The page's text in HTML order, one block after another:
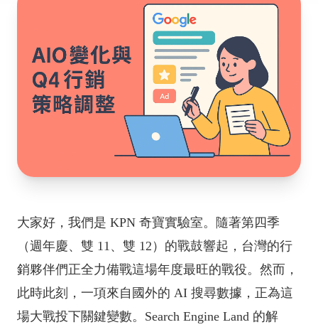
大家好，我們是 KPN 奇寶實驗室。隨著第四季
（週年慶、雙 11、雙 12）的戰鼓響起，台灣的行
銷夥伴們正全力備戰這場年度最旺的戰役。然而，
此時此刻，一項來自國外的 AI 搜尋數據，正為這
場大戰投下關鍵變數。Search Engine Land 的解